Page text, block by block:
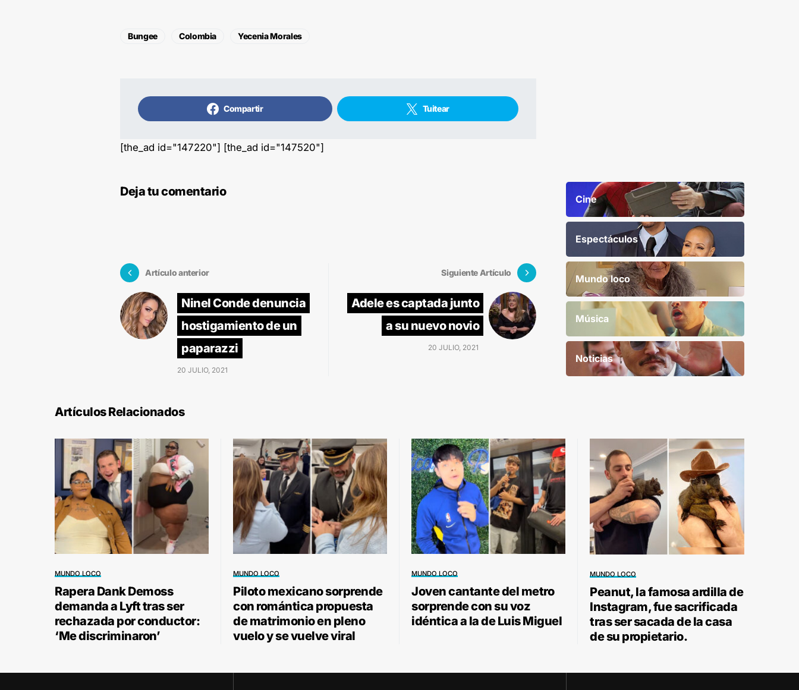
Bungee Colombia Yecenia Morales
Compartir Tuitear
[the_ad id="147220"] [the_ad id="147520"]
Deja tu comentario
Artículo anterior
Ninel Conde denuncia
hostigamiento de un
paparazzi
20 JULIO, 2021
Siguiente Artículo
Adele es captada junto
a su nuevo novio
20 JULIO, 2021
Cine
Espectáculos
Mundo loco
Música
Noticias
Artículos Relacionados
MUNDO LOCO
Rapera Dank Demoss
demanda a Lyft tras ser
rechazada por conductor:
‘Me discriminaron’
MUNDO LOCO
Piloto mexicano sorprende
con romántica propuesta
de matrimonio en pleno
vuelo y se vuelve viral
MUNDO LOCO
Joven cantante del metro
sorprende con su voz
idéntica a la de Luis Miguel
MUNDO LOCO
Peanut, la famosa ardilla de
Instagram, fue sacrificada
tras ser sacada de la casa
de su propietario.